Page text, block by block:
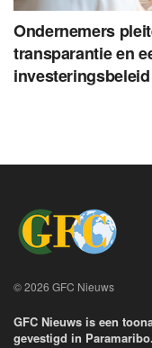
Ondernemers
transparantie en
investeringsbeleid
© 2026 GFC Nieuws
GFC Nieuws is een
gevestigd in